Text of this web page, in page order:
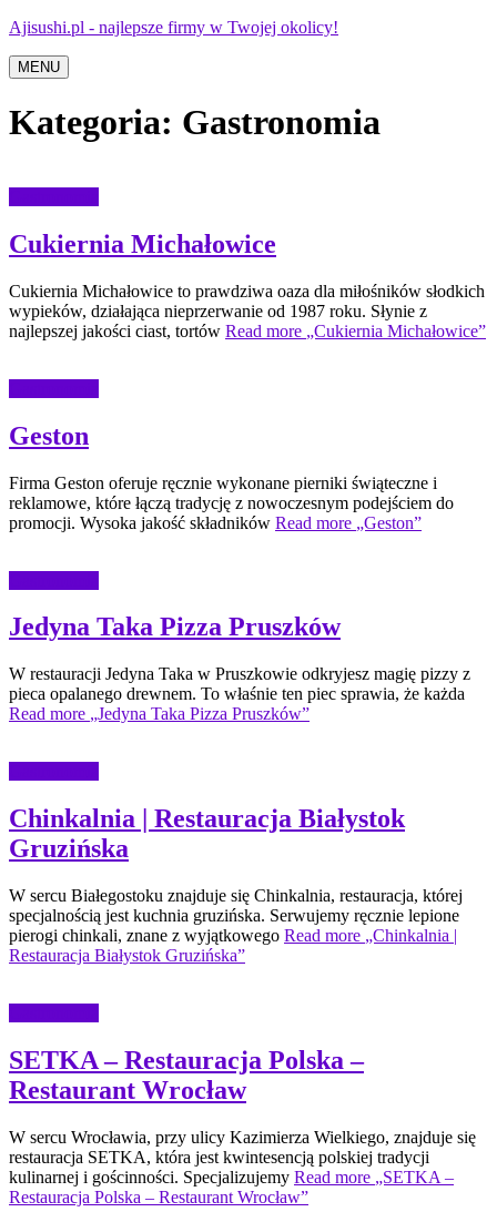
Ajisushi.pl - najlepsze firmy w Twojej okolicy!
MENU
Kategoria: Gastronomia
Cukiernia Michałowice
Cukiernia Michałowice to prawdziwa oaza dla miłośników słodkich
wypieków, działająca nieprzerwanie od 1987 roku. Słynie z
najlepszej jakości ciast, tortów Read more „Cukiernia Michałowice”
Geston
Firma Geston oferuje ręcznie wykonane pierniki świąteczne i
reklamowe, które łączą tradycję z nowoczesnym podejściem do
promocji. Wysoka jakość składników Read more „Geston”
Jedyna Taka Pizza Pruszków
W restauracji Jedyna Taka w Pruszkowie odkryjesz magię pizzy z
pieca opalanego drewnem. To właśnie ten piec sprawia, że każda
Read more „Jedyna Taka Pizza Pruszków”
Chinkalnia | Restauracja Białystok
Gruzińska
W sercu Białegostoku znajduje się Chinkalnia, restauracja, której
specjalnością jest kuchnia gruzińska. Serwujemy ręcznie lepione
pierogi chinkali, znane z wyjątkowego Read more „Chinkalnia |
Restauracja Białystok Gruzińska”
SETKA – Restauracja Polska –
Restaurant Wrocław
W sercu Wrocławia, przy ulicy Kazimierza Wielkiego, znajduje się
restauracja SETKA, która jest kwintesencją polskiej tradycji
kulinarnej i gościnności. Specjalizujemy Read more „SETKA –
Restauracja Polska – Restaurant Wrocław”